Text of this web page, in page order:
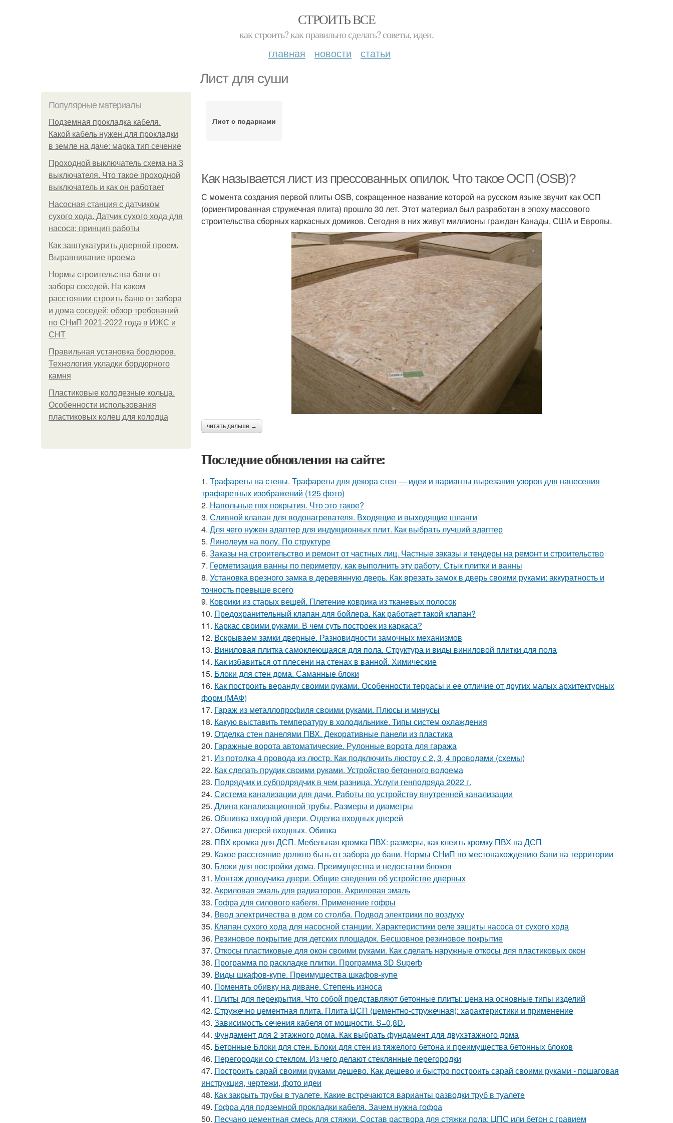
СТРОИТЬ ВСЕ
как строить? как правильно сделать? советы, идеи.
главная новости статьи
Лист для суши
Популярные материалы
Подземная прокладка кабеля.
Какой кабель нужен для прокладки
в земле на даче: марка тип сечение
Проходной выключатель схема на 3
выключателя. Что такое проходной
выключатель и как он работает
Насосная станция с датчиком
сухого хода. Датчик сухого хода для
насоса: принцип работы
Как заштукатурить дверной проем.
Выравнивание проема
Нормы строительства бани от
забора соседей. На каком
расстоянии строить баню от забора
и дома соседей: обзор требований
по СНиП 2021-2022 года в ИЖС и
СНТ
Правильная установка бордюров.
Технология укладки бордюрного
камня
Пластиковые колодезные кольца.
Особенности использования
пластиковых колец для колодца
Лист с подарками
Как называется лист из прессованных опилок. Что такое ОСП (OSB)?
С момента создания первой плиты OSB, сокращенное название которой на русском языке звучит как ОСП
(ориентированная стружечная плита) прошло 30 лет. Этот материал был разработан в эпоху массового
строительства сборных каркасных домиков. Сегодня в них живут миллионы граждан Канады, США и Европы.
читать дальше →
Последние обновления на сайте:
1. Трафареты на стены. Трафареты для декора стен — идеи и варианты вырезания узоров для нанесения
трафаретных изображений (125 фото)
2. Напольные пвх покрытия. Что это такое?
3. Сливной клапан для водонагревателя. Входящие и выходящие шланги
4. Для чего нужен адаптер для индукционных плит. Как выбрать лучший адаптер
5. Линолеум на полу. По структуре
6. Заказы на строительство и ремонт от частных лиц. Частные заказы и тендеры на ремонт и строительство
7. Герметизация ванны по периметру, как выполнить эту работу. Стык плитки и ванны
8. Установка врезного замка в деревянную дверь. Как врезать замок в дверь своими руками: аккуратность и
точность превыше всего
9. Коврики из старых вещей. Плетение коврика из тканевых полосок
10. Предохранительный клапан для бойлера. Как работает такой клапан?
11. Каркас своими руками. В чем суть построек из каркаса?
12. Вскрываем замки дверные. Разновидности замочных механизмов
13. Виниловая плитка самоклеющаяся для пола. Структура и виды виниловой плитки для пола
14. Как избавиться от плесени на стенах в ванной. Химические
15. Блоки для стен дома. Саманные блоки
16. Как построить веранду своими руками. Особенности террасы и ее отличие от других малых архитектурных
форм (МАФ)
17. Гараж из металлопрофиля своими руками. Плюсы и минусы
18. Какую выставить температуру в холодильнике. Типы систем охлаждения
19. Отделка стен панелями ПВХ. Декоративные панели из пластика
20. Гаражные ворота автоматические. Рулонные ворота для гаража
21. Из потолка 4 провода из люстр. Как подключить люстру с 2, 3, 4 проводами (схемы)
22. Как сделать прудик своими руками. Устройство бетонного водоема
23. Подрядчик и субподрядчик в чем разница. Услуги генподряда 2022 г.
24. Система канализации для дачи. Работы по устройству внутренней канализации
25. Длина канализационной трубы. Размеры и диаметры
26. Обшивка входной двери. Отделка входных дверей
27. Обивка дверей входных. Обивка
28. ПВХ кромка для ДСП. Мебельная кромка ПВХ: размеры, как клеить кромку ПВХ на ДСП
29. Какое расстояние должно быть от забора до бани. Нормы СНиП по местонахождению бани на территории
30. Блоки для постройки дома. Преимущества и недостатки блоков
31. Монтаж доводчика двери. Общие сведения об устройстве дверных
32. Акриловая эмаль для радиаторов. Акриловая эмаль
33. Гофра для силового кабеля. Применение гофры
34. Ввод электричества в дом со столба. Подвод электрики по воздуху
35. Клапан сухого хода для насосной станции. Характеристики реле защиты насоса от сухого хода
36. Резиновое покрытие для детских площадок. Бесшовное резиновое покрытие
37. Откосы пластиковые для окон своими руками. Как сделать наружные откосы для пластиковых окон
38. Программа по раскладке плитки. Программа 3D Superb
39. Виды шкафов-купе. Преимущества шкафов-купе
40. Поменять обивку на диване. Степень износа
41. Плиты для перекрытия. Что собой представляют бетонные плиты: цена на основные типы изделий
42. Стружечно цементная плита. Плита ЦСП (цементно-стружечная): характеристики и применение
43. Зависимость сечения кабеля от мощности. S=0,8D.
44. Фундамент для 2 этажного дома. Как выбрать фундамент для двухэтажного дома
45. Бетонные Блоки для стен. Блоки для стен из тяжелого бетона и преимущества бетонных блоков
46. Перегородки со стеклом. Из чего делают стеклянные перегородки
47. Построить сарай своими руками дешево. Как дешево и быстро построить сарай своими руками - пошаговая
инструкция, чертежи, фото идеи
48. Как закрыть трубы в туалете. Какие встречаются варианты разводки труб в туалете
49. Гофра для подземной прокладки кабеля. Зачем нужна гофра
50. Песчано цементная смесь для стяжки. Состав раствора для стяжки пола: ЦПС или бетон с гравием